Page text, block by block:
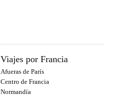
Viajes por Francia
Afueras de París
Centro de Francia
Normandía